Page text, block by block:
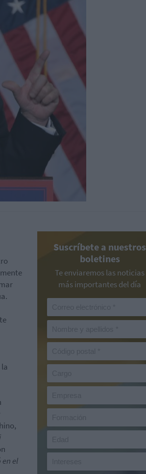
el
Suscríbete a nuestros
boletines
Te enviaremos las noticias
más importantes del día